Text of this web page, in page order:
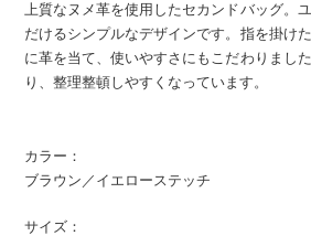
上質なヌメ革を使用したセカンドバッグ。
だけるシンプルなデザインです。指を掛け
に革を当て、使いやすさにもこだわりまし
り、整理整頓しやすくなっています。
カラー：
ブラウン／イエローステッチ
サイズ：